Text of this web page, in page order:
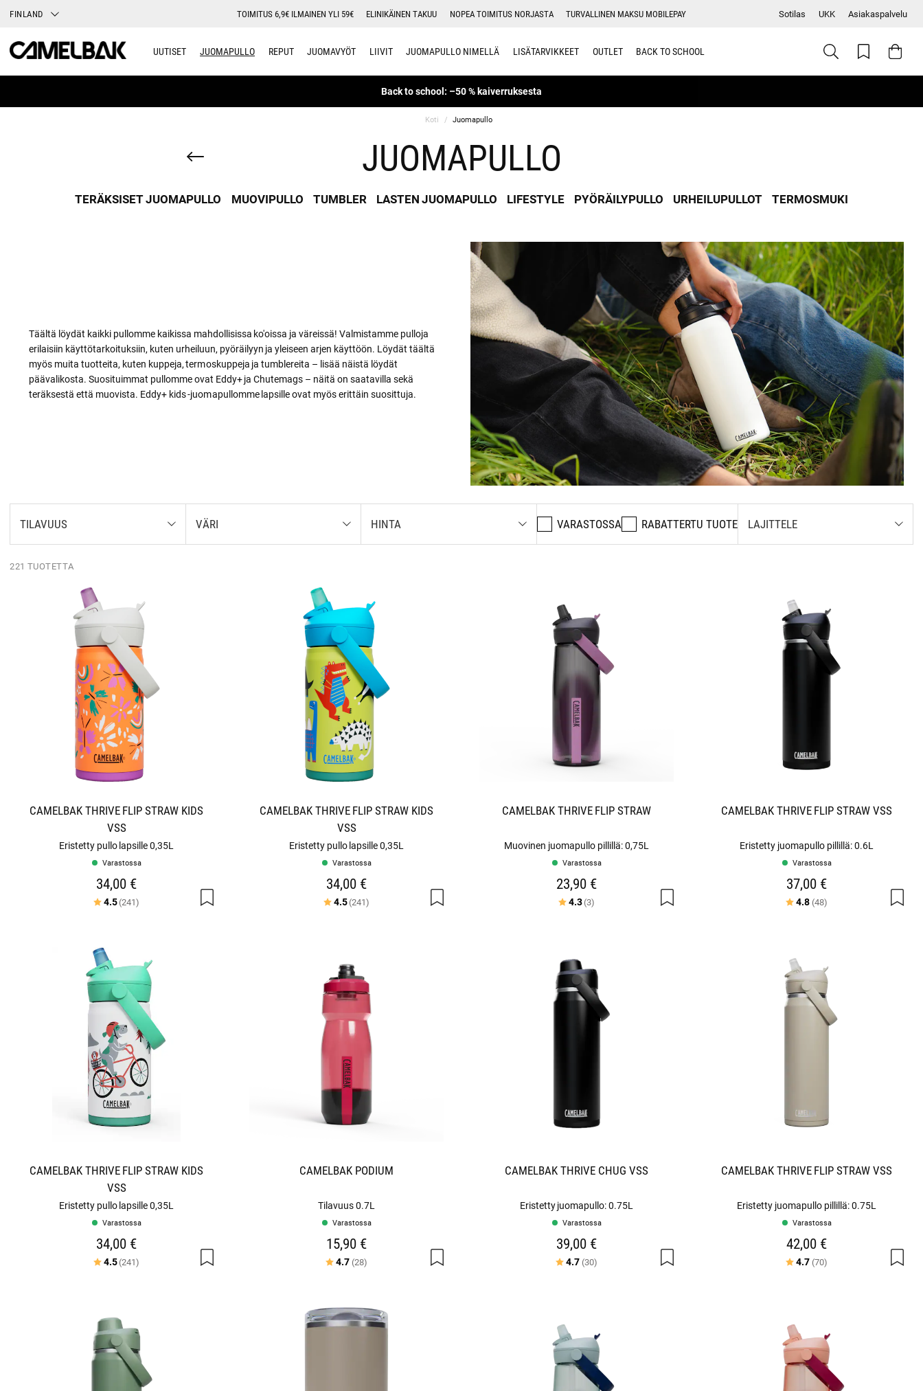
FINLAND TOIMITUS 6,9€ ILMAINEN YLI 59€ ELINIKÄINEN TAKUU NOPEA TOIMITUS NORJASTA TURVALLINEN MAKSU MOBILEPAY Sotilas UKK Asiakaspalvelu
UUTISET JUOMAPULLO REPUT JUOMAVYÖT LIIVIT JUOMAPULLO NIMELLÄ LISÄTARVIKKEET OUTLET BACK TO SCHOOL
Back to school: –50 % kaiverruksesta
Koti Juomapullo
JUOMAPULLO
TERÄKSISET JUOMAPULLO MUOVIPULLO TUMBLER LASTEN JUOMAPULLO LIFESTYLE PYÖRÄILYPULLO URHEILUPULLOT TERMOSMUKI
Täältä löydät kaikki pullomme kaikissa mahdollisissa ko'oissa ja väreissä! Valmistamme pulloja
erilaisiin käyttötarkoituksiin, kuten urheiluun, pyöräilyyn ja yleiseen arjen käyttöön. Löydät täältä
myös muita tuotteita, kuten kuppeja, termoskuppeja ja tumblereita – lisää näistä löydät
päävalikosta. Suosituimmat pullomme ovat Eddy+ ja Chutemags – näitä on saatavilla sekä
teräksestä että muovista. Eddy+ kids -juomapullomme lapsille ovat myös erittäin suosittuja.
TILAVUUS VÄRI HINTA VARASTOSSA RABATTERTU TUOTE LAJITTELE
221 TUOTETTA
CAMELBAK THRIVE FLIP STRAW KIDS
VSS
Eristetty pullo lapsille 0,35L
Varastossa
34,00 €
Arvio:
4.5(241) 5:sta tähdestä
CAMELBAK THRIVE FLIP STRAW KIDS
VSS
Eristetty pullo lapsille 0,35L
Varastossa
34,00 €
Arvio:
4.5(241) 5:sta tähdestä
CAMELBAK THRIVE FLIP STRAW
Muovinen juomapullo pillillä: 0,75L
Varastossa
23,90 €
Arvio:
4.3(3)
CAMELBAK THRIVE FLIP STRAW VSS
Eristetty juomapullo pillillä: 0.6L
Varastossa
37,00 €
Arvio:
4.8 (48)
CAMELBAK THRIVE FLIP STRAW KIDS
VSS
Eristetty pullo lapsille 0,35L
Varastossa
34,00 €
Arvio:
4.5(241) 5:sta tähdestä
CAMELBAK PODIUM
Tilavuus 0.7L
Varastossa
15,90 €
Arvio:
4.7 (28)
CAMELBAK THRIVE CHUG VSS
Eristetty juomapullo: 0.75L
Varastossa
39,00 €
Arvio:
4.7 (30)
CAMELBAK THRIVE FLIP STRAW VSS
Eristetty juomapullo pillillä: 0.75L
Varastossa
42,00 €
Arvio:
4.7 (70)